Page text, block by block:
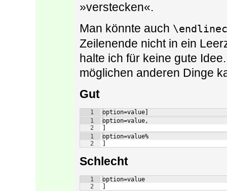
»verstecken«.
Man könnte auch
Zeilenende nicht in ein
halte ich für keine gute
möglichen anderen Dinge
Gut
1
option=value]
1
2
option=value,
1
2
option=value%
Schlecht
1
2
option=value